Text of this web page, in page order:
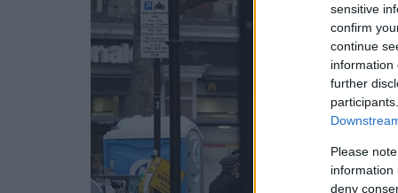
sensitive
confirm
continue
information
further
Please
information
deny